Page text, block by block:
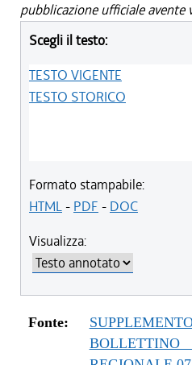
pubblicazione ufficiale avente
Scegli il testo:
TESTO VIGENTE
TESTO STORICO
Formato stampabile:
HTML- PDF - DOC
Visualizza:
Fonte: